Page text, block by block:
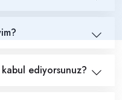
ediyorsunuz?